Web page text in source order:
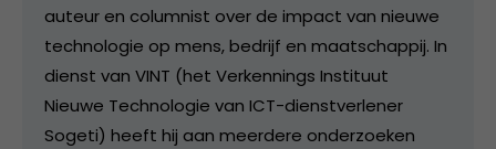
auteur en columnist over de impact van nieuwe
technologie op mens, bedrijf en maatschappij. In
dienst van VINT (het Verkennings Instituut
Nieuwe Technologie van ICT-dienstverlener
Sogeti) heeft hij aan meerdere onderzoeken